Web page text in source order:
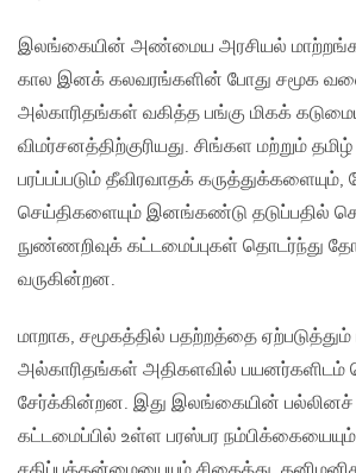
இலங்கையின் அண்மைய அரசியல்
கால இனக் கலவரங்களின் போது சமூக
அல்காரிதங்கள் வகித்த பங்கு மிகக்
விமர்சனத்திற்குரியது. சிங்கள மற்றும்
பரப்பப்படும் தீவிரவாதக் கருத்துக்களையும்,
செய்திகளையும் இனங்கண்டு தடுப்பதில்
நுண்ணறிவுக் கட்டமைப்புகள் தொடர்ந்து
வருகின்றன.
மாறாக, சமூகத்தில் பதற்றத்தை
அல்காரிதங்கள் அதிகளவில்
சேர்க்கின்றன. இது இலங்கையின் பல்லினச்
கட்டமைப்பில் உள்ள பரஸ்பர நம்பிக்கையையும்